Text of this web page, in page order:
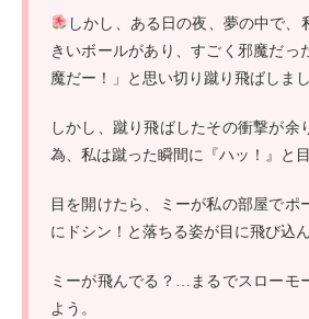
しかし、ある日の夜、夢の中で、
きいボールがあり、すごく邪魔だっ
魔だー！」と思い切り蹴り飛ばしま
しかし、蹴り飛ばしたその衝撃が余
為、私は蹴った瞬間に『ハッ！』と
目を開けたら、ミーが私の部屋でポ
にドシン！と落ちる姿が目に飛び込
ミーが飛んでる？…まるでスローモ
よう。